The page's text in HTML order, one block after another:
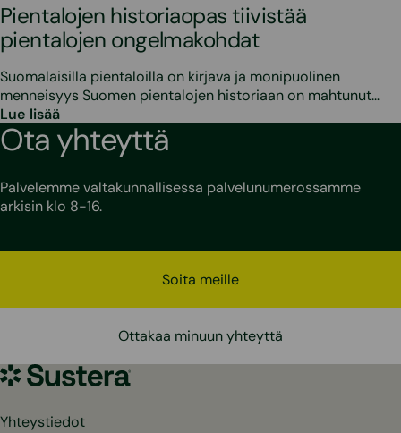
Pientalojen historiaopas tiivistää
pientalojen ongelmakohdat
Suomalaisilla pientaloilla on kirjava ja monipuolinen
menneisyys Suomen pientalojen historiaan on mahtunut…
Lue lisää
Ota yhteyttä
Palvelemme valtakunnallisessa palvelunumerossamme
arkisin klo 8-16.
Soita meille
Ottakaa minuun yhteyttä
Sustera
Yhteystiedot